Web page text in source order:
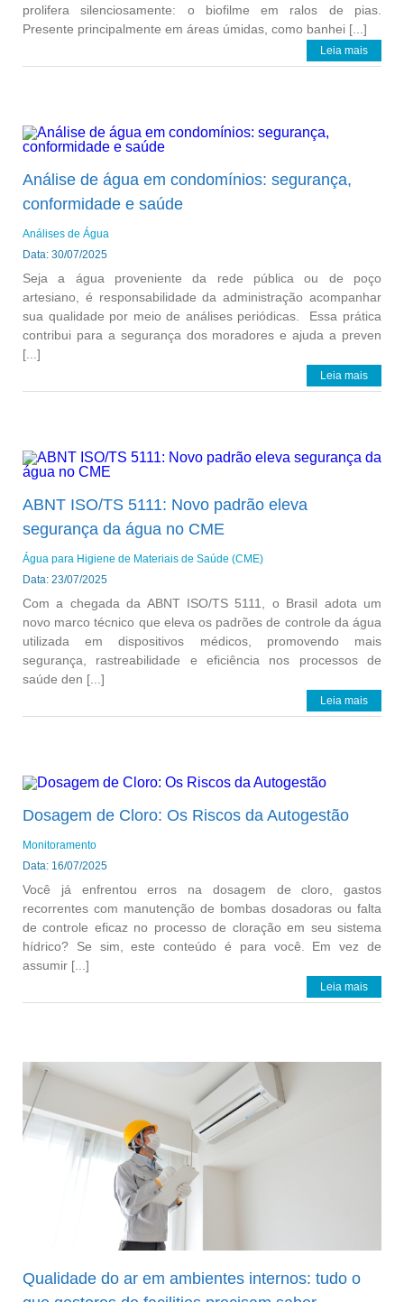
prolifera silenciosamente: o biofilme em ralos de pias.
Presente principalmente em áreas úmidas, como banhei [...]
Leia mais
Análise de água em condomínios: segurança,
conformidade e saúde
Análises de Água
Data: 30/07/2025
Seja a água proveniente da rede pública ou de poço
artesiano, é responsabilidade da administração acompanhar
sua qualidade por meio de análises periódicas. Essa prática
contribui para a segurança dos moradores e ajuda a preven
[...]
Leia mais
ABNT ISO/TS 5111: Novo padrão eleva
segurança da água no CME
Água para Higiene de Materiais de Saúde (CME)
Data: 23/07/2025
Com a chegada da ABNT ISO/TS 5111, o Brasil adota um
novo marco técnico que eleva os padrões de controle da água
utilizada em dispositivos médicos, promovendo mais
segurança, rastreabilidade e eficiência nos processos de
saúde den [...]
Leia mais
Dosagem de Cloro: Os Riscos da Autogestão
Monitoramento
Data: 16/07/2025
Você já enfrentou erros na dosagem de cloro, gastos
recorrentes com manutenção de bombas dosadoras ou falta
de controle eficaz no processo de cloração em seu sistema
hídrico? Se sim, este conteúdo é para você. Em vez de
assumir [...]
Leia mais
Qualidade do ar em ambientes internos: tudo o